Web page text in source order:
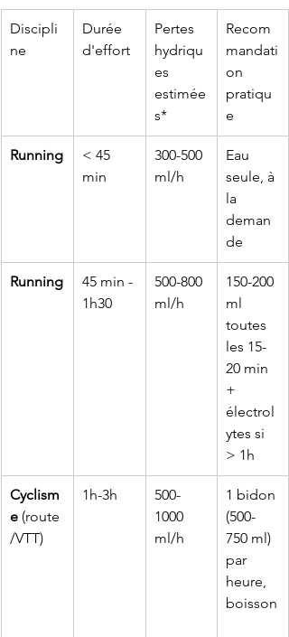
Discipli
ne
Durée
d'effort
Pertes
hydriqu
es
estimée
s*
Recom
mandati
on
pratiqu
e
Running
< 45
min
300-500
ml/h
Eau
seule, à
la
deman
de
Running
45 min -
1h30
500-800
ml/h
150-200
ml
toutes
les 15-
20 min
+
électrol
ytes si
> 1h
Cyclism
e (route
/VTT)
1h-3h
500-
1000
ml/h
1 bidon
(500-
750 ml)
par
heure,
boisson